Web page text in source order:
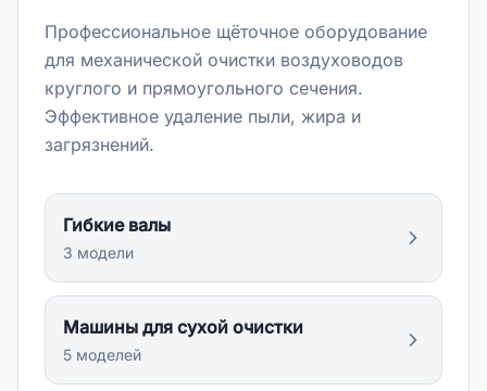
Профессиональное щёточное оборудование
для механической очистки воздуховодов
круглого и прямоугольного сечения.
Эффективное удаление пыли, жира и
загрязнений.
Гибкие валы
3 модели
Машины для сухой очистки
5 моделей